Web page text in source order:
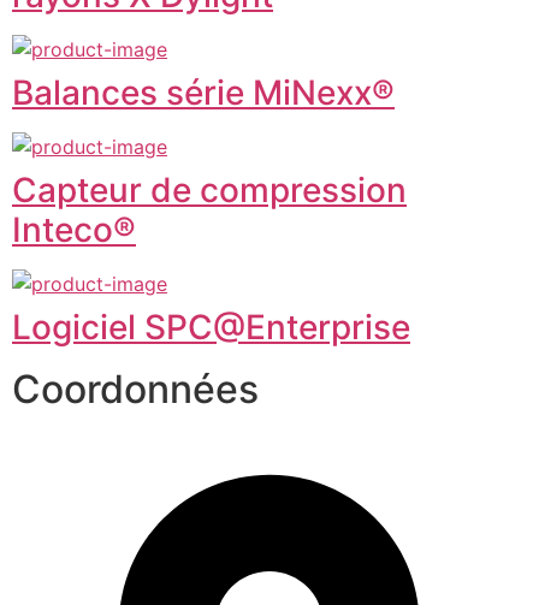
Balances série MiNexx®
Capteur de compression
Inteco®
Logiciel SPC@Enterprise
Coordonnées